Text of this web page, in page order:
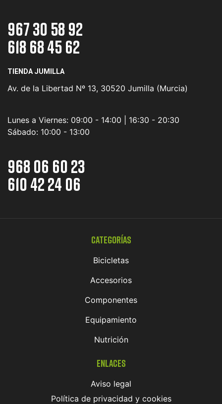
967 30 58 92
618 68 45 62
TIENDA JUMILLA
Av. de la Libertad Nº 13, 30520 Jumilla (Murcia)
Lunes a Viernes: 09:00 - 14:00 | 16:30 - 20:30
Sábado: 10:00 - 13:00
968 06 60 23
610 42 24 06
Categorías
Bicicletas
Accesorios
Componentes
Equipamiento
Nutrición
Enlaces
Aviso legal
Política de privacidad y cookies